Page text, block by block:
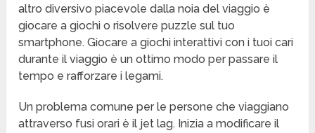
altro diversivo piacevole dalla noia del viaggio è
giocare a giochi o risolvere puzzle sul tuo
smartphone. Giocare a giochi interattivi con i tuoi cari
durante il viaggio è un ottimo modo per passare il
tempo e rafforzare i legami.
Un problema comune per le persone che viaggiano
attraverso fusi orari è il jet lag. Inizia a modificare il